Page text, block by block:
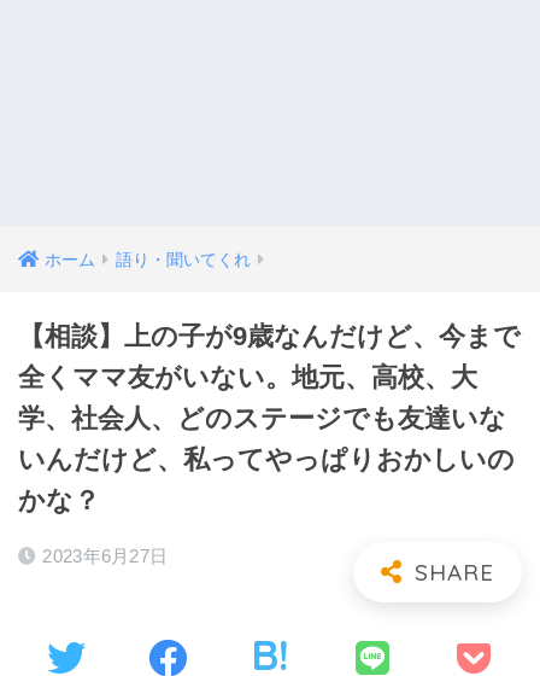
ホーム 語り・聞いてくれ
【相談】上の子が9歳なんだけど、今まで
全くママ友がいない。地元、高校、大
学、社会人、どのステージでも友達いな
いんだけど、私ってやっぱりおかしいの
かな？
2023年6月27日